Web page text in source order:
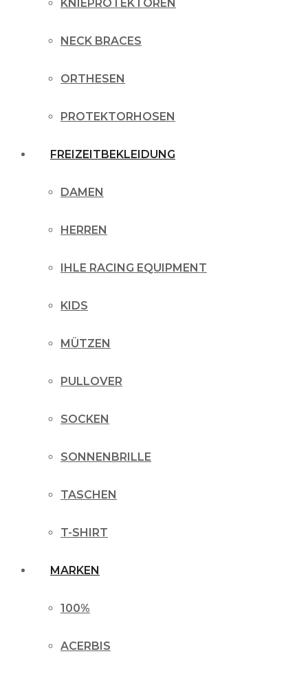
KNIEPROTEKTOREN
NECK BRACES
ORTHESEN
PROTEKTORHOSEN
FREIZEITBEKLEIDUNG
DAMEN
HERREN
IHLE RACING EQUIPMENT
KIDS
MÜTZEN
PULLOVER
SOCKEN
SONNENBRILLE
TASCHEN
T-SHIRT
MARKEN
100%
ACERBIS